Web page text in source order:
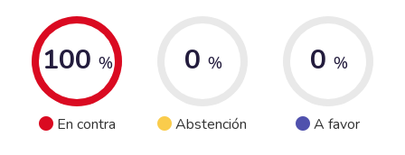
100 %
En contra
0 %
Abstención
0 %
A favor